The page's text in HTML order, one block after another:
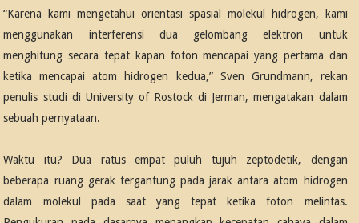
“Karena kami mengetahui orientasi spasial molekul hidrogen, kami
menggunakan interferensi dua gelombang elektron untuk
menghitung secara tepat kapan foton mencapai yang pertama dan
ketika mencapai atom hidrogen kedua,” Sven Grundmann, rekan
penulis studi di University of Rostock di Jerman, mengatakan dalam
sebuah pernyataan.
Waktu itu? Dua ratus empat puluh tujuh zeptodetik, dengan
beberapa ruang gerak tergantung pada jarak antara atom hidrogen
dalam molekul pada saat yang tepat ketika foton melintas.